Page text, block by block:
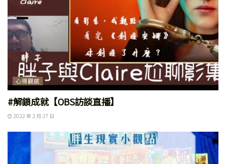
心得觀感
#解鎖成就【OBS訪談直播】
2022 年 2 月 27 日